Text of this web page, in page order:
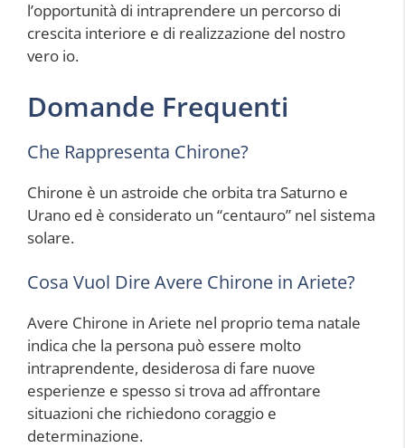
l’opportunità di intraprendere un percorso di
crescita interiore e di realizzazione del nostro
vero io.
Domande Frequenti
Che Rappresenta Chirone?
Chirone è un astroide che orbita tra Saturno e
Urano ed è considerato un “centauro” nel sistema
solare.
Cosa Vuol Dire Avere Chirone in Ariete?
Avere Chirone in Ariete nel proprio tema natale
indica che la persona può essere molto
intraprendente, desiderosa di fare nuove
esperienze e spesso si trova ad affrontare
situazioni che richiedono coraggio e
determinazione.